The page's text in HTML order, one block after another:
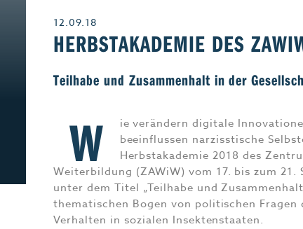
Liebe &
12.09.18
HERBSTAKADEMIE DES
Teilhabe und Zusammenhalt in der
W
ie verändern digitale
beeinflussen narzisstische
Herbstakademie 2018 des
Weiterbildung (ZAWiW) vom 17. bis zum
unter dem Titel „Teilhabe und
thematischen Bogen von politischen Fragen
Verhalten in sozialen Insektenstaaten.